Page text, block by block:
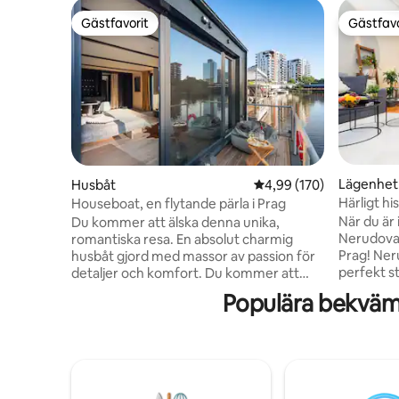
Gästfavorit
Gästfavorit
Husbåt 4,99 av 5 i
4,99 (170)
Houseboat, en flytande pärla i Prag
Du kommer att älska denna unika,
romantiska resa. En absolut charmig
husbåt gjord med massor av passion för
detaljer och komfort. Du kommer att
uppleva en oförglömlig vistelse och du
kommer inte att vilja lämna. Du kan fiska,
barn. Du kommer att förbereda din
Lägenhet
Härligt
När du
Prag! Nerudova Street är ett postkort -
perfekt
till
här
Populära